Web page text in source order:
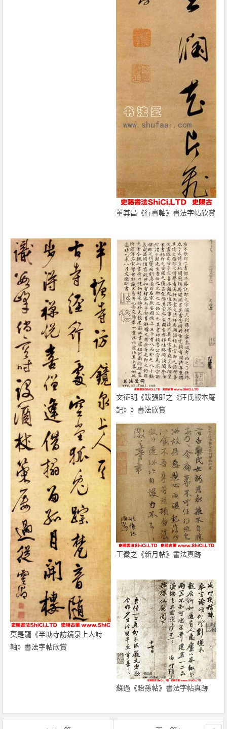
董其昌《行書軸》書法字帖欣賞
莫是龍《半塘寺訪鏡泉上人詩
軸》書法字帖欣賞
文征明《跋張即之《汪氏報本庵
記》》書法欣賞
王徽之《新月帖》書法真跡
蘇過《貽孫帖》書法字帖真跡